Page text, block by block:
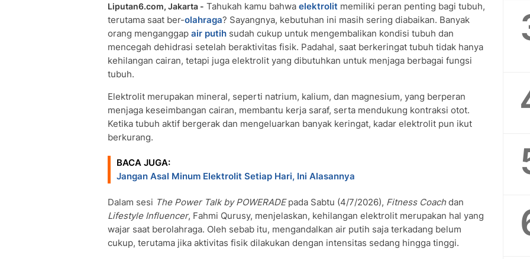
Liputan6.com, Jakarta - Tahukah kamu bahwa elektrolit memiliki peran penting bagi tubuh,
terutama saat ber-olahraga? Sayangnya, kebutuhan ini masih sering diabaikan. Banyak
orang menganggap air putih sudah cukup untuk mengembalikan kondisi tubuh dan
mencegah dehidrasi setelah beraktivitas fisik. Padahal, saat berkeringat tubuh tidak hanya
kehilangan cairan, tetapi juga elektrolit yang dibutuhkan untuk menjaga berbagai fungsi
tubuh.
Elektrolit merupakan mineral, seperti natrium, kalium, dan magnesium, yang berperan
menjaga keseimbangan cairan, membantu kerja saraf, serta mendukung kontraksi otot.
Ketika tubuh aktif bergerak dan mengeluarkan banyak keringat, kadar elektrolit pun ikut
berkurang.
BACA JUGA:
Jangan Asal Minum Elektrolit Setiap Hari, Ini Alasannya
Dalam sesi The Power Talk by POWERADEpada Sabtu (4/7/2026), Fitness Coachdan
Lifestyle Influencer, Fahmi Qurusy, menjelaskan, kehilangan elektrolit merupakan hal yang
wajar saat berolahraga. Oleh sebab itu, mengandalkan air putih saja terkadang belum
cukup, terutama jika aktivitas fisik dilakukan dengan intensitas sedang hingga tinggi.